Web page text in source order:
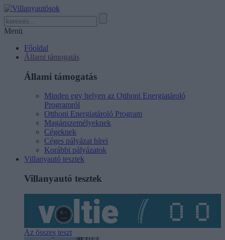
Menü
Főoldal
Állami támogatás
Állami támogatás
Minden egy helyen az Otthoni Energiatároló
Programról
Otthoni Energiatároló Program
Magánszemélyeknek
Cégeknek
Céges pályázat hírei
Korábbi pályázatok
Villanyautó tesztek
Villanyautó tesztek
Az összes teszt